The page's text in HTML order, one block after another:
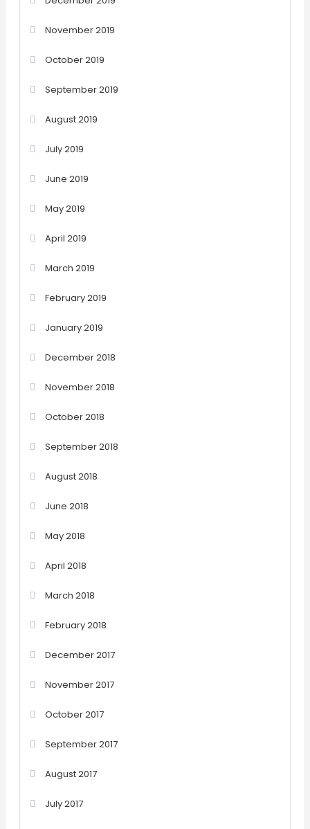
November 2019
October 2019
September 2019
August 2019
July 2019
June 2019
May 2019
April 2019
March 2019
February 2019
January 2019
December 2018
November 2018
October 2018
September 2018
August 2018
June 2018
May 2018
April 2018
March 2018
February 2018
December 2017
November 2017
October 2017
September 2017
August 2017
July 2017